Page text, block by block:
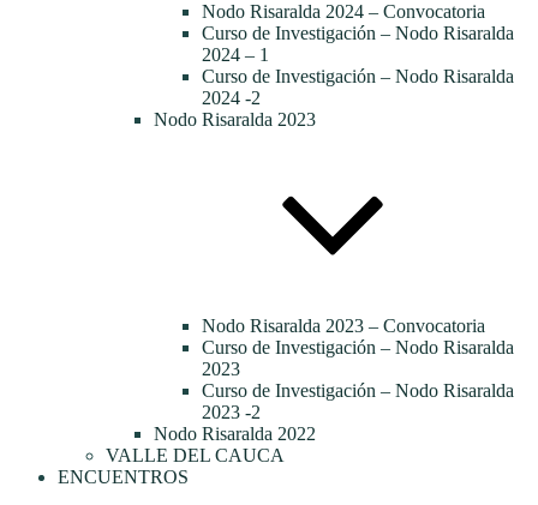
Nodo Risaralda 2024 – Convocatoria
Curso de Investigación – Nodo Risaralda
2024 – 1
Curso de Investigación – Nodo Risaralda
2024 -2
Nodo Risaralda 2023
Nodo Risaralda 2023 – Convocatoria
Curso de Investigación – Nodo Risaralda
2023
Curso de Investigación – Nodo Risaralda
2023 -2
Nodo Risaralda 2022
VALLE DEL CAUCA
ENCUENTROS